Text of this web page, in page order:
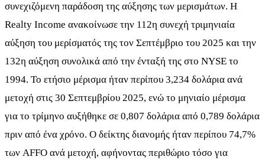
συνεχιζόμενη παράδοση της αύξησης των μερισμάτων. Η
Realty Income ανακοίνωσε την 112η συνεχή τριμηνιαία
αύξηση του μερίσματός της τον Σεπτέμβριο του 2025 και την
132η αύξηση συνολικά από την ένταξή της στο NYSE το
1994. Το ετήσιο μέρισμα ήταν περίπου 3,234 δολάρια ανά
μετοχή στις 30 Σεπτεμβρίου 2025, ενώ το μηνιαίο μέρισμα
για το τρίμηνο αυξήθηκε σε 0,807 δολάρια από 0,789 δολάρια
πριν από ένα χρόνο. Ο δείκτης διανομής ήταν περίπου 74,7%
των AFFO ανά μετοχή, αφήνοντας περιθώριο τόσο για